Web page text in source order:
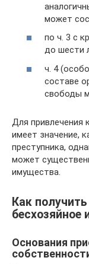
может
по ч. 3 с
до шести
ч. 4
составе
свободы
Для привлечения
имеет значение,
преступника,
может
имущества.
Как
бесхозяйное
Основания